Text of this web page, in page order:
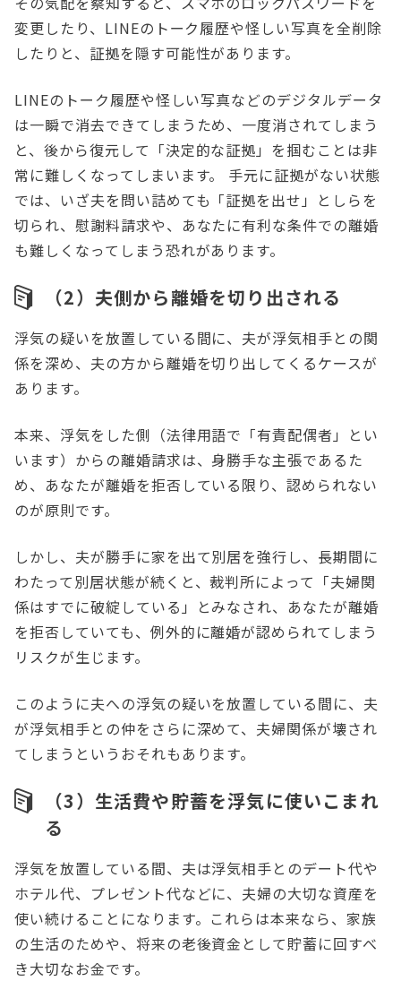
変更したり、LINEのトーク履歴や怪しい写真を全削除
したりと、証拠を隠す可能性があります。
LINEのトーク履歴や怪しい写真などのデジタルデータ
は一瞬で消去できてしまうため、一度消されてしまう
と、後から復元して「決定的な証拠」を掴むことは非
常に難しくなってしまいます。 手元に証拠がない状態
では、いざ夫を問い詰めても「証拠を出せ」としらを
切られ、慰謝料請求や、あなたに有利な条件での離婚
も難しくなってしまう恐れがあります。
（2）夫側から離婚を切り出される
浮気の疑いを放置している間に、夫が浮気相手との関
係を深め、夫の方から離婚を切り出してくるケースが
あります。
本来、浮気をした側（法律用語で「有責配偶者」とい
います）からの離婚請求は、身勝手な主張であるた
め、あなたが離婚を拒否している限り、認められない
のが原則です。
しかし、夫が勝手に家を出て別居を強行し、長期間に
わたって別居状態が続くと、裁判所によって「夫婦関
係はすでに破綻している」とみなされ、あなたが離婚
を拒否していても、例外的に離婚が認められてしまう
リスクが生じます。
このように夫への浮気の疑いを放置している間に、夫
が浮気相手との仲をさらに深めて、夫婦関係が壊され
てしまうというおそれもあります。
（3）生活費や貯蓄を浮気に使いこまれ
る
浮気を放置している間、夫は浮気相手とのデート代や
ホテル代、プレゼント代などに、夫婦の大切な資産を
使い続けることになります。これらは本来なら、家族
の生活のためや、将来の老後資金として貯蓄に回すべ
き大切なお金です。